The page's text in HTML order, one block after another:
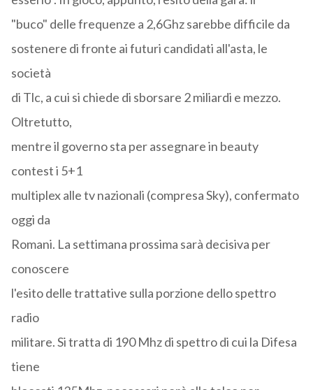
"buco" delle frequenze a 2,6Ghz sarebbe difficile da
sostenere di fronte ai futuri candidati all'asta, le
società
di Tlc, a cui si chiede di sborsare 2 miliardi e mezzo.
Oltretutto,
mentre il governo sta per assegnare in beauty
contest i 5+1
multiplex alle tv nazionali (compresa Sky), confermato
oggi da
Romani. La settimana prossima sarà decisiva per
conoscere
l'esito delle trattative sulla porzione dello spettro
radio
militare. Si tratta di 190 Mhz di spettro di cui la Difesa
tiene